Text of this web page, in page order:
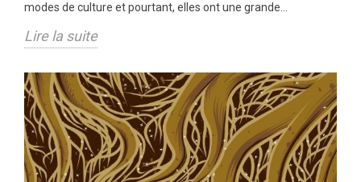
modes de culture et pourtant, elles ont une grande...
Lire la suite